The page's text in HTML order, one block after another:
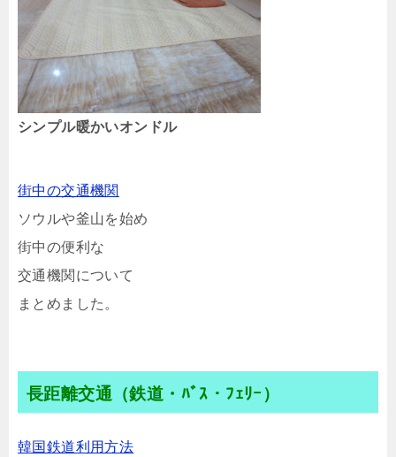
シンプル暖かいオンドル
街中の交通機関
ソウルや釜山を始め
街中の便利な
交通機関について
まとめました。
長距離交通（鉄道・ﾊﾞｽ・ﾌｪﾘｰ）
韓国鉄道利用方法